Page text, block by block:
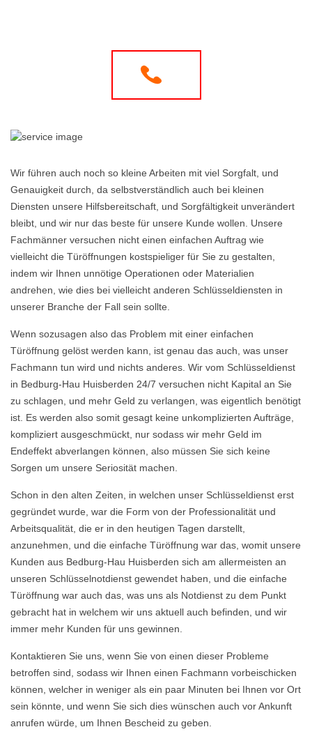
Wir führen auch noch so kleine Arbeiten mit viel Sorgfalt, und
Genauigkeit durch, da selbstverständlich auch bei kleinen
Diensten unsere Hilfsbereitschaft, und Sorgfältigkeit unverändert
bleibt, und wir nur das beste für unsere Kunde wollen. Unsere
Fachmänner versuchen nicht einen einfachen Auftrag wie
vielleicht die Türöffnungen kostspieliger für Sie zu gestalten,
indem wir Ihnen unnötige Operationen oder Materialien
andrehen, wie dies bei vielleicht anderen Schlüsseldiensten in
unserer Branche der Fall sein sollte.
Wenn sozusagen also das Problem mit einer einfachen
Türöffnung gelöst werden kann, ist genau das auch, was unser
Fachmann tun wird und nichts anderes. Wir vom Schlüsseldienst
in Bedburg-Hau Huisberden 24/7 versuchen nicht Kapital an Sie
zu schlagen, und mehr Geld zu verlangen, was eigentlich benötigt
ist. Es werden also somit gesagt keine unkomplizierten Aufträge,
kompliziert ausgeschmückt, nur sodass wir mehr Geld im
Endeffekt abverlangen können, also müssen Sie sich keine
Sorgen um unsere Seriosität machen.
Schon in den alten Zeiten, in welchen unser Schlüsseldienst erst
gegründet wurde, war die Form von der Professionalität und
Arbeitsqualität, die er in den heutigen Tagen darstellt,
anzunehmen, und die einfache Türöffnung war das, womit unsere
Kunden aus Bedburg-Hau Huisberden sich am allermeisten an
unseren Schlüsselnotdienst gewendet haben, und die einfache
Türöffnung war auch das, was uns als Notdienst zu dem Punkt
gebracht hat in welchem wir uns aktuell auch befinden, und wir
immer mehr Kunden für uns gewinnen.
Kontaktieren Sie uns, wenn Sie von einen dieser Probleme
betroffen sind, sodass wir Ihnen einen Fachmann vorbeischicken
können, welcher in weniger als ein paar Minuten bei Ihnen vor Ort
sein könnte, und wenn Sie sich dies wünschen auch vor Ankunft
anrufen würde, um Ihnen Bescheid zu geben.